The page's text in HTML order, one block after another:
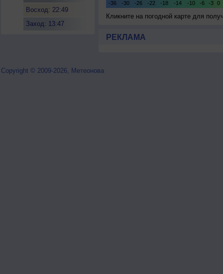
Восход: 22:49
Заход: 13:47
Кликните на погодной карте для
РЕКЛАМА
Copyright © 2009-2026, Метеонова